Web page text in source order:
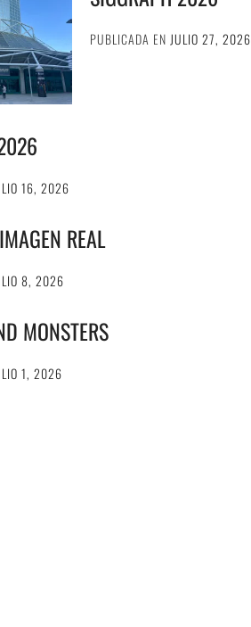
PUBLICADA EN JULIO 27, 2026
16, 2026
REAL
8, 2026
MONSTERS
1, 2026